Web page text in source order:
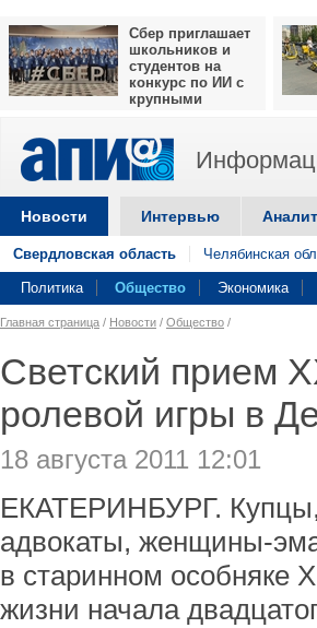
Сбер приглашает
школьников и
студентов на
конкурс по ИИ с
крупными
Новости Интервью
Свердловская область Челябинская
Политика Общество Экономика
Главная страница / Новости / Общество /
Светский прием
ролевой игры в
18 августа 2011 12:01
ЕКАТЕРИНБУРГ. Купцы,
адвокаты, женщины-
в старинном особняке
жизни начала